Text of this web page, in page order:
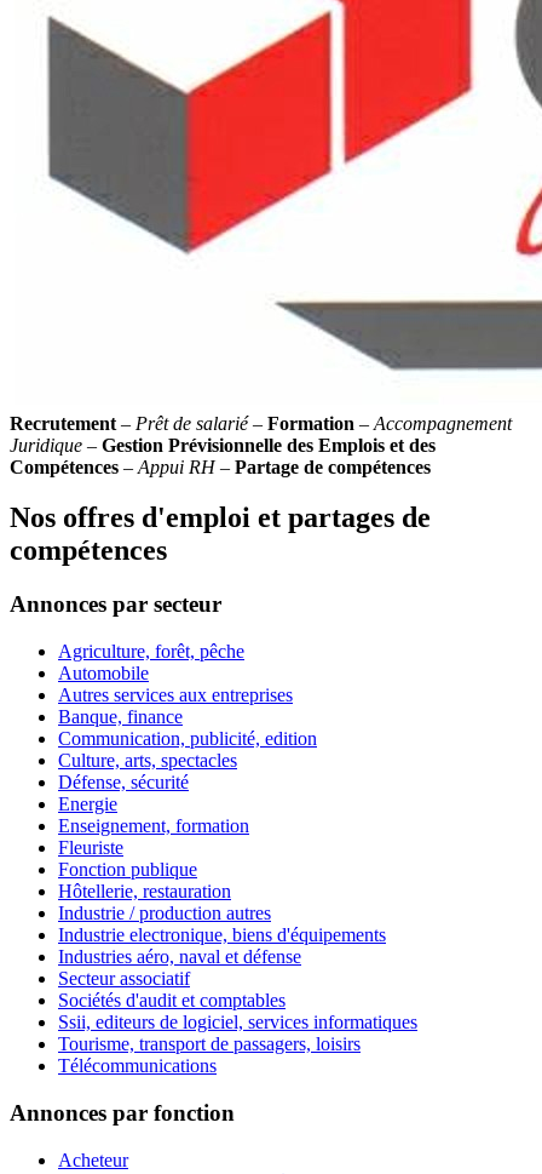
Recrutement – Prêt de salarié– Formation – Accompagnement
Juridique – Gestion Prévisionnelle des Emplois et des
Compétences – Appui RH– Partage de compétences
Nos offres d'emploi et partages de
compétences
Annonces par secteur
Agriculture, forêt, pêche
Automobile
Autres services aux entreprises
Banque, finance
Communication, publicité, edition
Culture, arts, spectacles
Défense, sécurité
Energie
Enseignement, formation
Fleuriste
Fonction publique
Hôtellerie, restauration
Industrie / production autres
Industrie electronique, biens d'équipements
Industries aéro, naval et défense
Secteur associatif
Sociétés d'audit et comptables
Ssii, editeurs de logiciel, services informatiques
Tourisme, transport de passagers, loisirs
Télécommunications
Annonces par fonction
Acheteur